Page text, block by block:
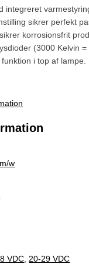
integreret
sikrer perfekt
korrosionsfrit
(3000 Kelvin =
i top af lampe.
w
VDC 20-29 VDC